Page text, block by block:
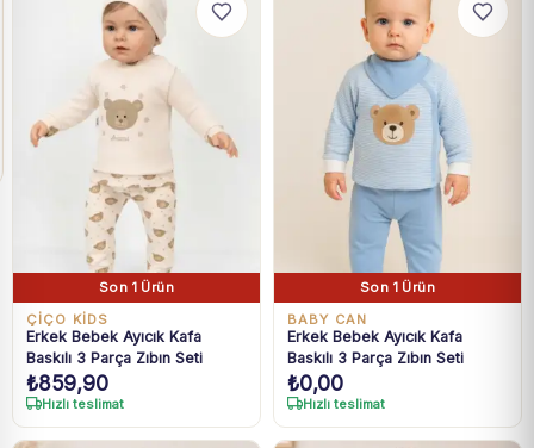
Son 1 Ürün
ÇİÇO KİDS
Erkek Bebek Ayıcık Kafa
Baskılı 3 Parça Zıbın Seti
₺859,90
Hızlı teslimat
Son 1 Ürün
BABY CAN
Erkek Bebek Ayıcık Kafa
Baskılı 3 Parça Zıbın Seti
₺0,00
Hızlı teslimat